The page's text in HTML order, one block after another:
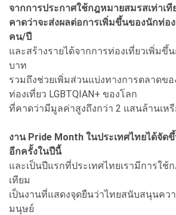
จากการประกาศใช้กฎหมายสมรสเท่าเที
คาดว่าจะส่งผลต่อการเพิ่มขึ้นของนักท่อ
คน/ปี
และสร้างรายได้จากการท่องเที่ยวเพิ่มขึ้
บาท
รวมถึงช่วยเพิ่มส่วนแบ่งทางการตลาดข
ท่องเที่ยว LGBTQIAN+ ของโลก
ที่คาดว่ามีมูลค่าสูงถึงกว่า 2 แสนล้านเห
งาน Pride Month ในประเทศไทยได้จัด
อีกครั้งในปีนี้
และเป็นปีแรกที่ประเทศไทยเรามีการใช้
เทียม
เป็นงานที่แสดงจุดยืนว่าไทยสนับสนุนคว
มนุษย์